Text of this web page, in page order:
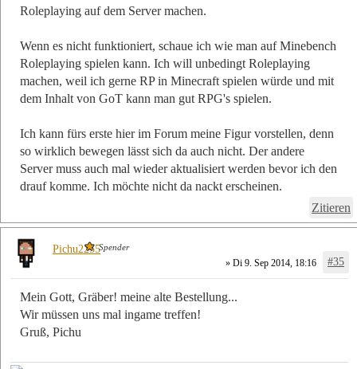
Roleplaying auf dem Server machen.
Wenn es nicht funktioniert, schaue ich wie man auf Minebench
Roleplaying spielen kann. Ich will unbedingt Roleplaying
machen, weil ich gerne RP in Minecraft spielen würde und mit
dem Inhalt von GoT kann man gut RPG's spielen.
Ich kann fürs erste hier im Forum meine Figur vorstellen, denn
so wirklich bewegen lässt sich da auch nicht. Der andere
Server muss auch mal wieder aktualisiert werden bevor ich den
drauf komme. Ich möchte nicht da nackt erscheinen.
Zitieren
» Di 9. Sep 2014, 18:16 #35
Mein Gott, Gräber! meine alte Bestellung...
Wir müssen uns mal ingame treffen!
Gruß, Pichu
Pichu2255Spender